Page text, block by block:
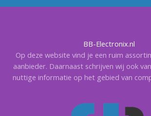
BB-Electronix.nl
Op deze website vind je een ruim
aanbieder. Daarnaast schrijven wij ook
nuttige informatie op het gebied van